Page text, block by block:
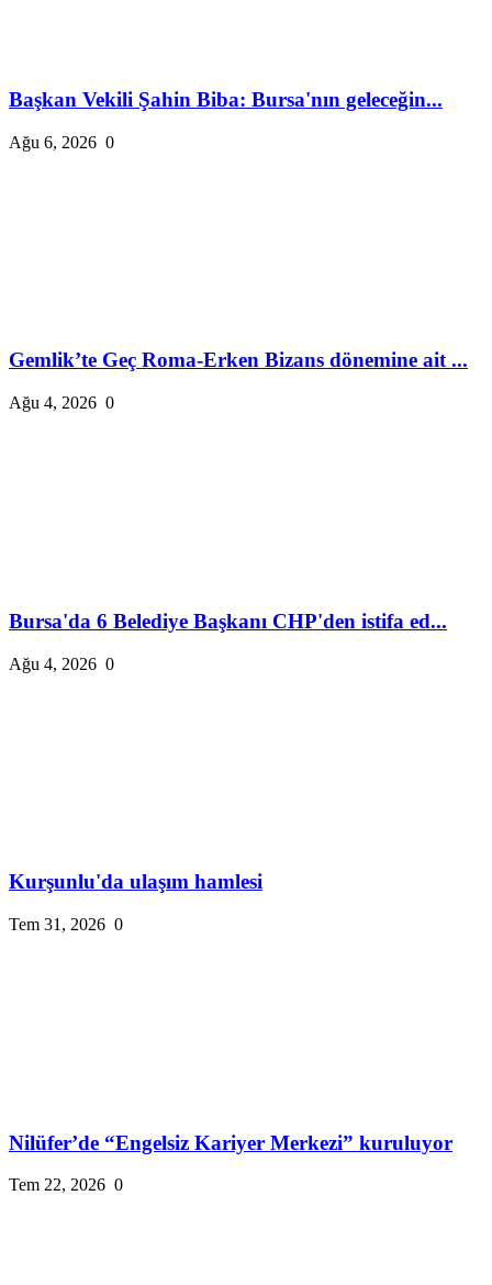
Başkan Vekili Şahin Biba: Bursa'nın geleceğin...
Ağu 6, 2026 0
Gemlik’te Geç Roma-Erken Bizans dönemine ait ...
Ağu 4, 2026 0
Bursa'da 6 Belediye Başkanı CHP'den istifa ed...
Ağu 4, 2026 0
Kurşunlu'da ulaşım hamlesi
Tem 31, 2026 0
Nilüfer’de “Engelsiz Kariyer Merkezi” kuruluyor
Tem 22, 2026 0